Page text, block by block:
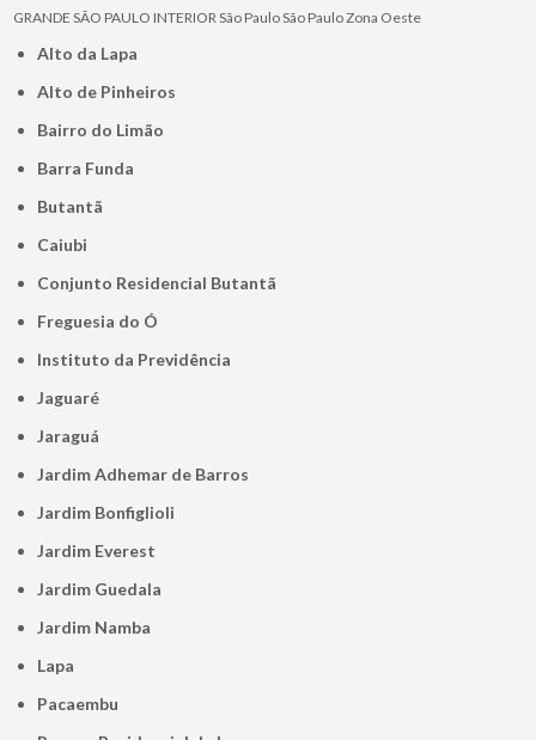
GRANDE SÃO PAULO INTERIORSão PauloSão PauloZona Oeste
Alto da Lapa
Alto de Pinheiros
Bairro do Limão
Barra Funda
Butantã
Caiubi
Conjunto Residencial Butantã
Freguesia do Ó
Instituto da Previdência
Jaguaré
Jaraguá
Jardim Adhemar de Barros
Jardim Bonfiglioli
Jardim Everest
Jardim Guedala
Jardim Namba
Lapa
Pacaembu